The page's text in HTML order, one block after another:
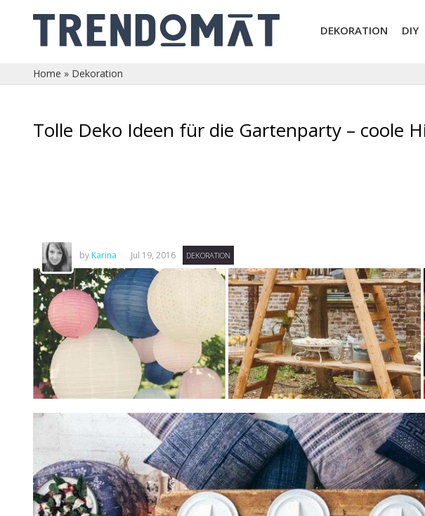
DEKORATION DIY
Home » Dekoration
Tolle Deko Ideen für die Gartenparty – coole
by Karina Jul 19, 2016 DEKORATION